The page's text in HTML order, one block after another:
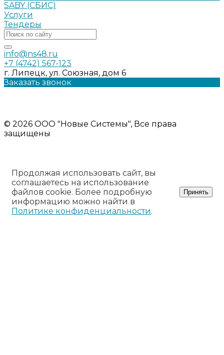
SABY (СБИС)
Услуги
Тендеры
info@ns48.ru
+7 (4742) 567-123
г. Липецк, ул. Союзная, дом 6
Заказать звонок
© 2026 ООО "Новые Системы", Все права
защищены
Продолжая использовать сайт, вы
соглашаетесь на использование
файлов cookie. Более подробную
информацию можно найти в
Политике конфиденциальности.
Принять